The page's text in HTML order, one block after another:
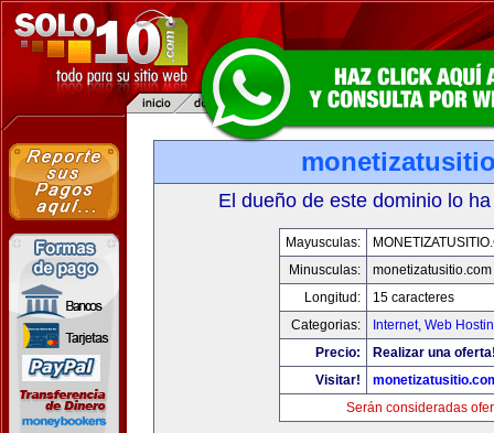
El dueño de este dominio lo
Mayusculas:
Minusculas:
monetizatusitio.com
Longitud:
15 caracteres
Categorias:
Internet, Web
Precio:
Realizar una
Visitar!
Serán consideradas